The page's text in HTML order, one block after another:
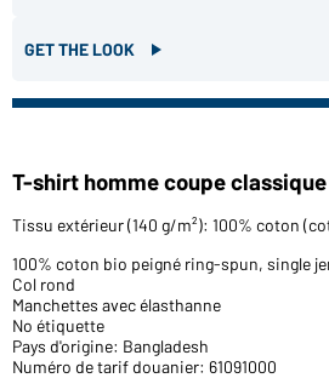
GET THE LOOK
T-shirt homme coupe classique
Tissu extérieur (140 g/m²): 100% coton
100% coton bio peigné ring-spun, single
Col rond
Manchettes avec élasthanne
No étiquette
Pays d'origine: Bangladesh
Numéro de tarif douanier: 61091000